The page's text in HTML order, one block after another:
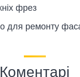
фрез
для ремонту
Коментарі